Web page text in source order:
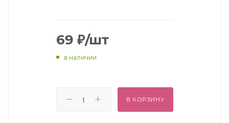
69 ₽/шт
в наличии
В КОРЗИНУ